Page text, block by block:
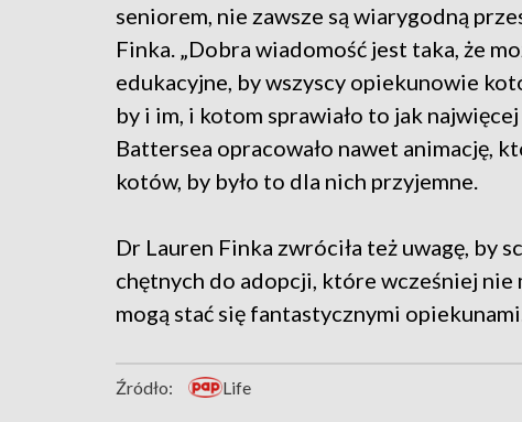
seniorem, nie zawsze są wiarygodną
Finka. „Dobra wiadomość jest taka, że
edukacyjne, by wszyscy opiekunowie
by i im, i kotom sprawiało to jak
Battersea opracowało nawet animację,
kotów, by było to dla nich przyjemne.
Dr Lauren Finka zwróciła też uwagę, by
chętnych do adopcji, które wcześniej
mogą stać się fantastycznymi
Źródło: Life